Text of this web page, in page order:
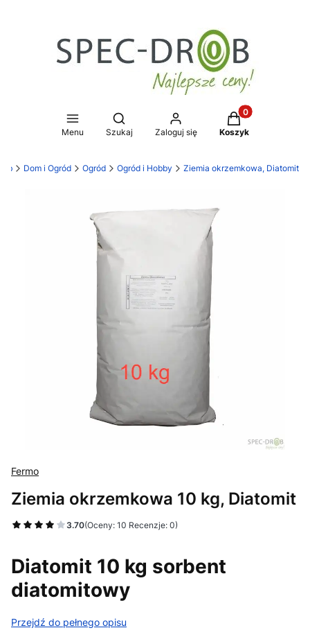
Menu
Otwórz wyszukiwarkę
Szukaj Zaloguj się
Produkty w
Koszyk
Dom i Ogród Ogród Ogród i Hobby Ziemia okrzemkowa, Diatomit
Fermo
Ziemia okrzemkowa 10 kg, Diatomit
3.70(Oceny: 10 Recenzje: 0)
Przejdź do sekcji Opinie
Diatomit 10 kg sorbent
diatomitowy
Przejdź do pełnego opisu